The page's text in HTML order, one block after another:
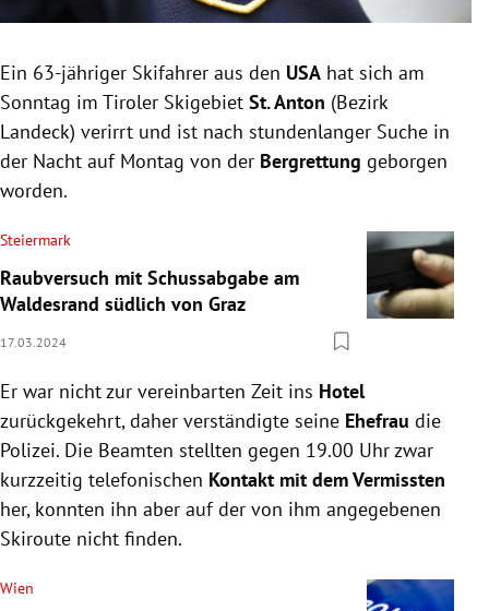
Untermenü
Ein 63-jähriger Skifahrer aus den USA hat sich am
Sonntag im Tiroler Skigebiet St. Anton (Bezirk
Landeck) verirrt und ist nach stundenlanger Suche in
der Nacht auf Montag von der Bergrettung geborgen
worden.
Steiermark
Raubversuch mit Schussabgabe am
Waldesrand südlich von Graz
17.03.2024
Er war nicht zur vereinbarten Zeit ins Hotel
zurückgekehrt, daher verständigte seine Ehefrau die
Polizei. Die Beamten stellten gegen 19.00 Uhr zwar
kurzzeitig telefonischen Kontakt mit dem Vermissten
her, konnten ihn aber auf der von ihm angegebenen
Skiroute nicht finden.
Wien